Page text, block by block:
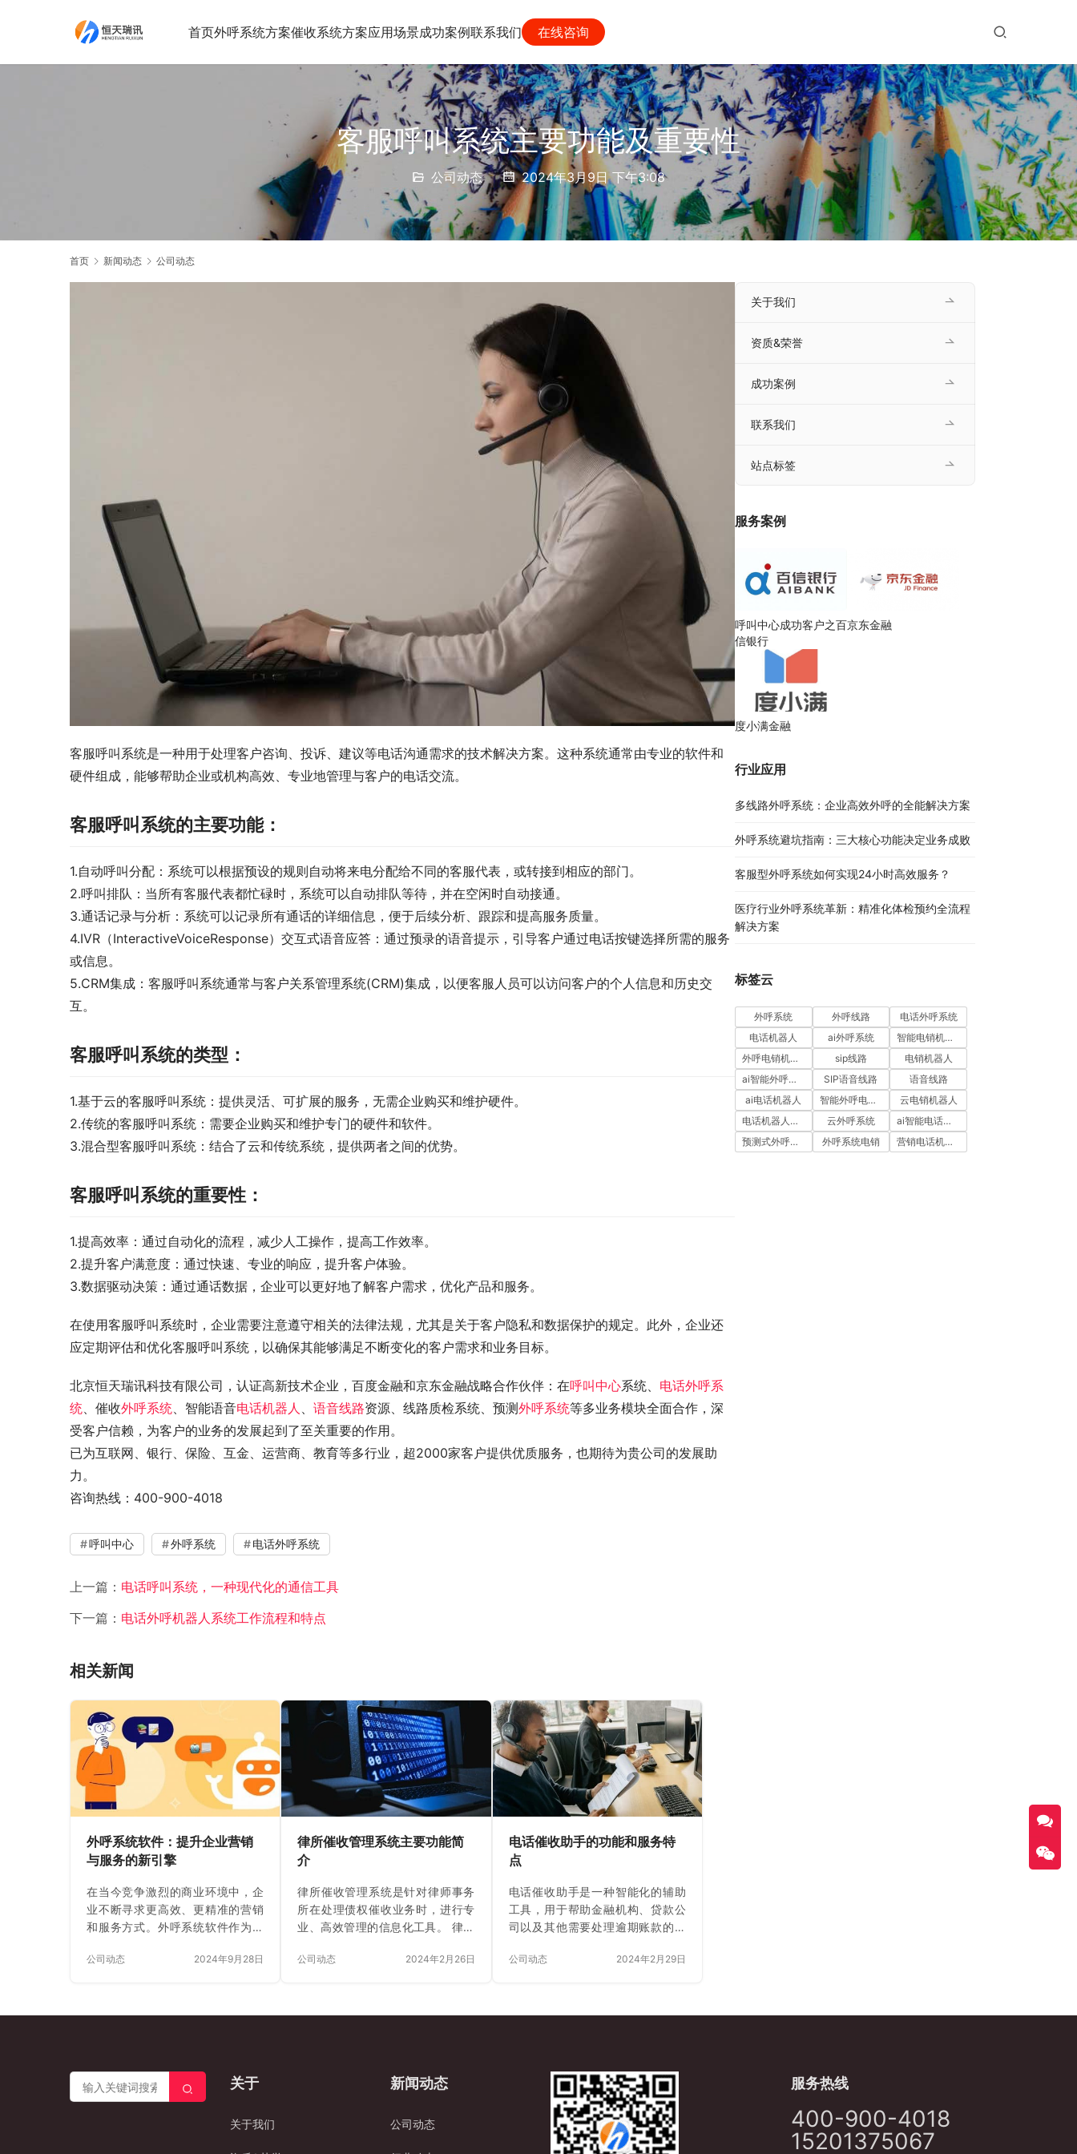
首页外呼系统方案催收系统方案应用场景成功案例联系我们 在线咨询
客服呼叫系统主要功能及重要性
公司动态 2024年3月9日 下午3:08
首页 新闻动态 公司动态
客服呼叫系统是一种用于处理客户咨询、投诉、建议等电话沟通需求的技术解决方案。这种系统通常由专业的软件和
硬件组成，能够帮助企业或机构高效、专业地管理与客户的电话交流。
客服呼叫系统的主要功能：
1.自动呼叫分配：系统可以根据预设的规则自动将来电分配给不同的客服代表，或转接到相应的部门。
2.呼叫排队：当所有客服代表都忙碌时，系统可以自动排队等待，并在空闲时自动接通。
3.通话记录与分析：系统可以记录所有通话的详细信息，便于后续分析、跟踪和提高服务质量。
4.IVR（InteractiveVoiceResponse）交互式语音应答：通过预录的语音提示，引导客户通过电话按键选择所需的服务
或信息。
5.CRM集成：客服呼叫系统通常与客户关系管理系统(CRM)集成，以便客服人员可以访问客户的个人信息和历史交
互。
客服呼叫系统的类型：
1.基于云的客服呼叫系统：提供灵活、可扩展的服务，无需企业购买和维护硬件。
2.传统的客服呼叫系统：需要企业购买和维护专门的硬件和软件。
3.混合型客服呼叫系统：结合了云和传统系统，提供两者之间的优势。
客服呼叫系统的重要性：
1.提高效率：通过自动化的流程，减少人工操作，提高工作效率。
2.提升客户满意度：通过快速、专业的响应，提升客户体验。
3.数据驱动决策：通过通话数据，企业可以更好地了解客户需求，优化产品和服务。
在使用客服呼叫系统时，企业需要注意遵守相关的法律法规，尤其是关于客户隐私和数据保护的规定。此外，企业还
应定期评估和优化客服呼叫系统，以确保其能够满足不断变化的客户需求和业务目标。
北京恒天瑞讯科技有限公司，认证高新技术企业，百度金融和京东金融战略合作伙伴：在呼叫中心系统、 电话外呼系
统、催收外呼系统、智能语音电话机器人 、 语音线路资源、线路质检系统、预测外呼系统等多业务模块全面合作，深
受客户信赖，为客户的业务的发展起到了至关重要的作用。
已为互联网、银行、保险、互金、运营商、教育等多行业，超2000家客户提供优质服务，也期待为贵公司的发展助
力。
咨询热线：400-900-4018
呼叫中心 外呼系统 电话外呼系统
上一篇： 电话呼叫系统，一种现代化的通信工具
下一篇： 电话外呼机器人系统工作流程和特点
相关新闻
外呼系统软件：提升企业营销
与服务的新引擎
在当今竞争激烈的商业环境中，企
业不断寻求更高效、更精准的营销
和服务方式。外呼系统软件作为一
业提升竞争力的关键。 一、外呼系
化。然而，电话仍然是一种直接、
可替代的作用。外呼系统软件的出
现，为企业提供了一种智能化、自
动化的电话外呼解决方案，极大地
提高了企业的运营效率和客户满意
公司动态 2024年9月28日
律所催收管理系统主要功能简
介
律所催收管理系统是针对律师事务
所在处理债权催收业务时，进行专
业、高效管理的信息化工具。 律所
于： 总之，律所催收管理系统旨在
收率，降低运营成本，防范法律风
外呼系统、电销外呼系统、催收呼
路资源、线路质检系统、预测外呼
公司动态 2024年2月26日
电话催收助手的功能和服务特
点
电话催收助手是一种智能化的辅助
工具，用于帮助金融机构、贷款公
司以及其他需要处理逾期账款的机
作。 电话催收助手一般具有以下功
催收人员的工作效率，减少手动拨
情况，设置不同版本的催收通知内
容，确保催收信息准确送达并具有
针对性。 3.通话记录与跟踪：记录
每次通话的细节，包括通话时间、
时长、通话内容概要等，同时可以
公司动态 2024年2月29日
关于我们
资质&荣誉
成功案例
联系我们
站点标签
服务案例
呼叫中心成功客户之百
信银行
京东金融
度小满金融
行业应用
多线路外呼系统：企业高效外呼的全能解决方案​
外呼系统避坑指南：三大核心功能决定业务成败​
客服型外呼系统如何实现24小时高效服务？
医疗行业外呼系统革新：精准化体检预约全流程
解决方案​
标签云
外呼系统 外呼线路
电话外呼系统
电话机器人
ai外呼系统
智能电销机器人
外呼电销机器人
sip线路
电销机器人
ai智能外呼系统
SIP语音线路
语音线路
ai电话机器人
智能外呼电销机器人
云电销机器人
电话机器人外呼
云外呼系统
ai智能电话机器人
预测式外呼系统
外呼系统电销 营销电话机器人
关于
关于我们
新闻动态
公司动态
服务热线
400-900-4018
15201375067